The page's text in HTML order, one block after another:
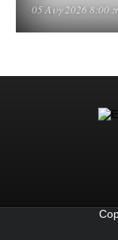
05 Αυγ 2026 8:00